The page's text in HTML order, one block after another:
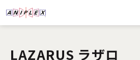
LAZARUS ラザロ